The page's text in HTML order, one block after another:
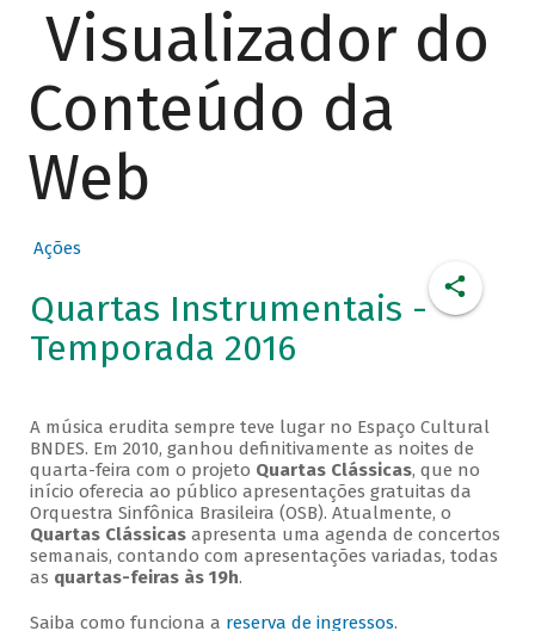
Visualizador do
Conteúdo da
Web
Ações
Quartas Instrumentais -
Temporada 2016
A música erudita sempre teve lugar no Espaço Cultural
BNDES. Em 2010, ganhou definitivamente as noites de
quarta-feira com o projeto Quartas Clássicas, que no
início oferecia ao público apresentações gratuitas da
Orquestra Sinfônica Brasileira (OSB). Atualmente, o
Quartas Clássicasapresenta uma agenda de concertos
semanais, contando com apresentações variadas, todas
as quartas-feiras às 19h.
Saiba como funciona a reserva de ingressos.